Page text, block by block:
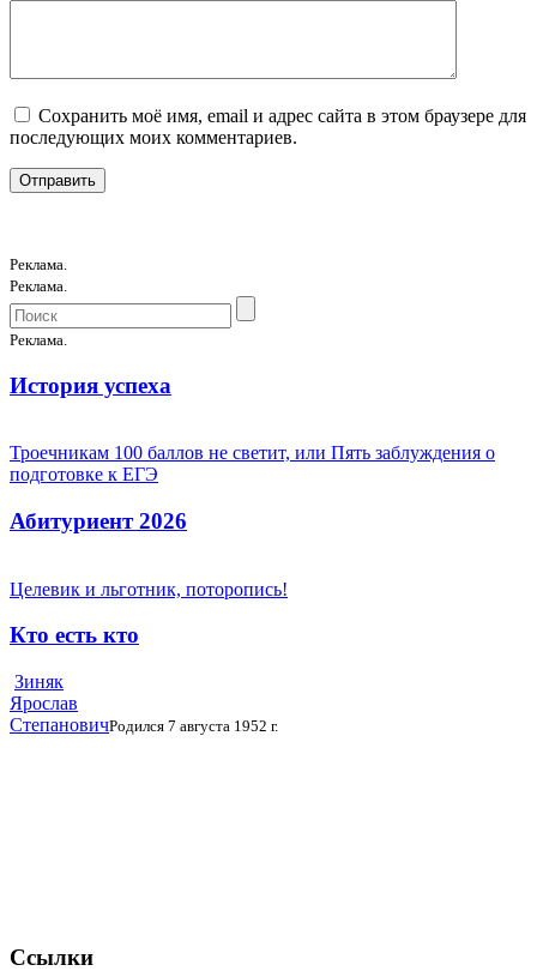
Сохранить моё имя, email и адрес сайта в этом браузере для
последующих моих комментариев.
Реклама.
Реклама.
Реклама.
История успеха
Троечникам 100 баллов не светит, или Пять заблуждения о
подготовке к ЕГЭ
Абитуриент 2026
Целевик и льготник, поторопись!
Кто есть кто
Зиняк
Ярослав
СтепановичРодился 7 августа 1952 г.
Ссылки